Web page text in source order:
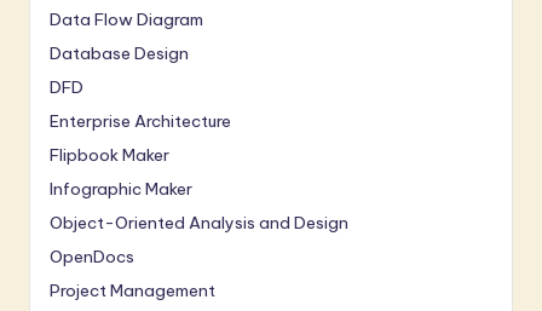
Data Flow Diagram
Database Design
DFD
Enterprise Architecture
Flipbook Maker
Infographic Maker
Object-Oriented Analysis and Design
OpenDocs
Project Management